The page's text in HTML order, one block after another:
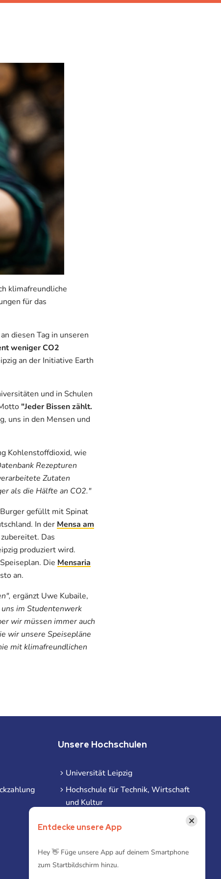
klimafreundliche
für das
diesen Tag in unseren
weniger CO2
an der Initiative Earth
und in Schulen
"Jeder Bissen zählt.
uns in den Mensen und
Kohlenstoffdioxid, wie
Rezepturen
Zutaten
als die Hälfte an CO2."
gefüllt mit Spinat
In der Mensa am
Das
produziert wird.
Die Mensaria
an.
ergänzt Uwe Kubaile,
im Studentenwerk
wir müssen immer auch
wir unsere Speisepläne
mit klimafreundlichen
Unsere Hochschulen
Universität Leipzig
Hochschule für Technik, Wirtschaft
und Kultur
Hochschule für Musik und Theater
HHL Leipzig
Duale Hochschule Sachsen (DHSN)
Entdecke unsere App
×
Hey 👋 Füge unsere App auf deinem Smartphone
zum Startbildschirm hinzu.